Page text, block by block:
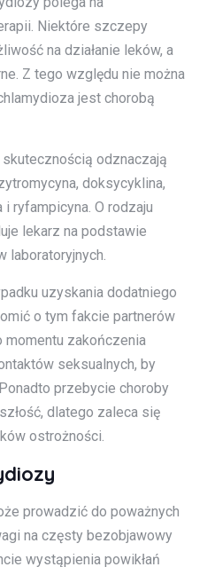
Niektóre szczepy
na działanie leków, a
Z tego względu nie można
jest chorobą
odznaczają
doksycyklina,
ryfampicyna. O rodzaju
lekarz na podstawie
laboratoryjnych.
uzyskania dodatniego
o tym fakcie partnerów
momentu zakończenia
seksualnych, by
przebycie choroby
dlatego zaleca się
ostrożności.
prowadzić do poważnych
na częsty bezobjawowy
wystąpienia powikłań